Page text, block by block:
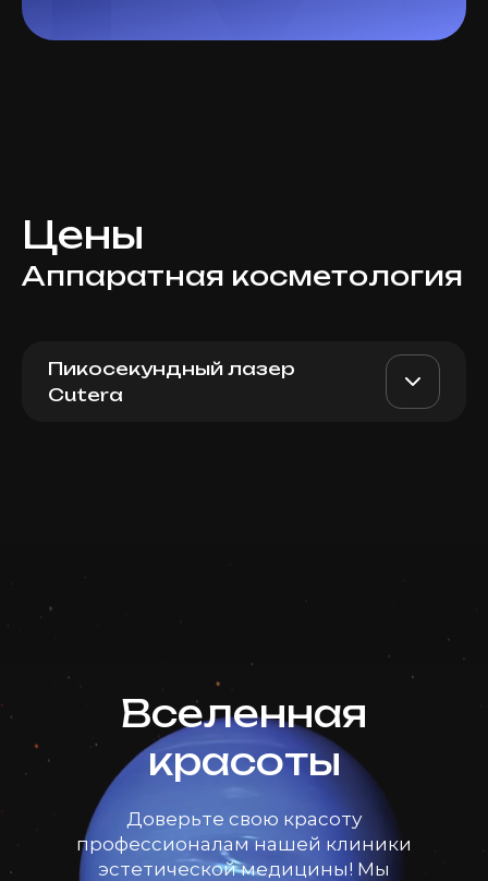
Цены
Аппаратная косметология
Пикосекундный лазер
Cutera
Вселенная
красоты
Доверьте свою красоту
профессионалам нашей клиники
эстетической медицины! Мы